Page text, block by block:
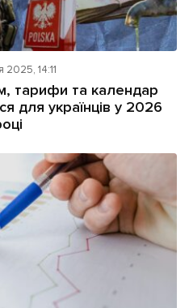
на сайті
dyvys.info
2025, 14:11
тарифи та календар
для українців у 2026